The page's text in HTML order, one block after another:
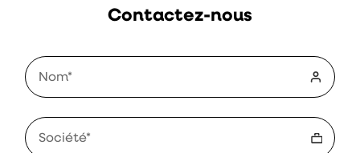
Contactez-nous